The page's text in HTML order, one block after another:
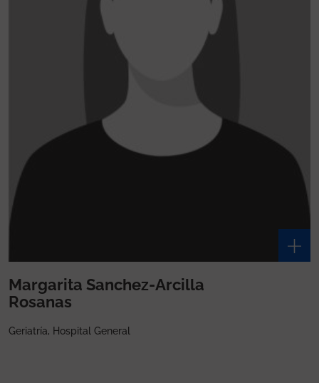
Margarita Sanchez-Arcilla
Rosanas
Geriatría, Hospital General